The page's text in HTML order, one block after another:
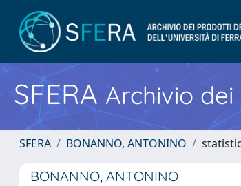
SFERA Archivio
SFERA BONANNO, ANTONINO
BONANNO, ANTONINO